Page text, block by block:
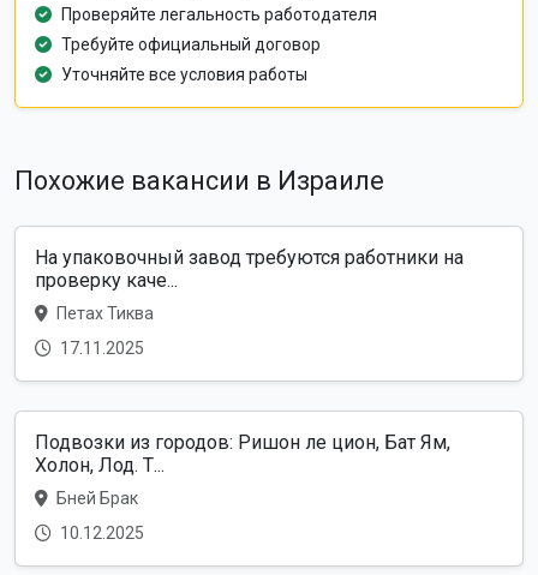
Проверяйте легальность работодателя
Требуйте официальный договор
Уточняйте все условия работы
Похожие вакансии в Израиле
На упаковочный завод требуются работники на
проверку каче...
Петах Тиква
17.11.2025
Подвозки из городов: Ришон ле цион, Бат Ям,
Холон, Лод. Т...
Бней Брак
10.12.2025